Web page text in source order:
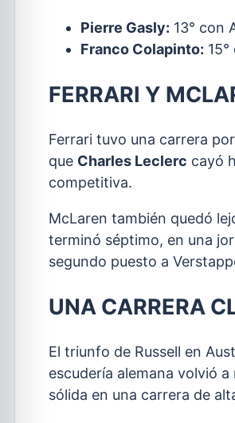
Pierre Gasly: 13° con
Franco Colapinto:
FERRARI Y
Ferrari tuvo una carrera
que Charles Leclerc cayó
competitiva.
McLaren también quedó
terminó séptimo, en una
segundo puesto a
UNA CARRERA
El triunfo de Russell en
escudería alemana volvió
sólida en una carrera de